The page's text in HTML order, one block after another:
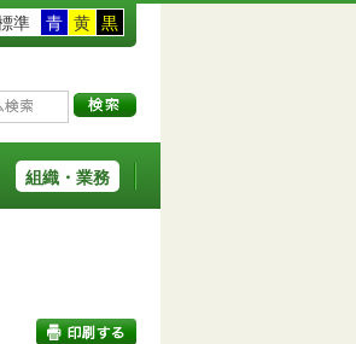
準 青 黄 黒
組織・業務